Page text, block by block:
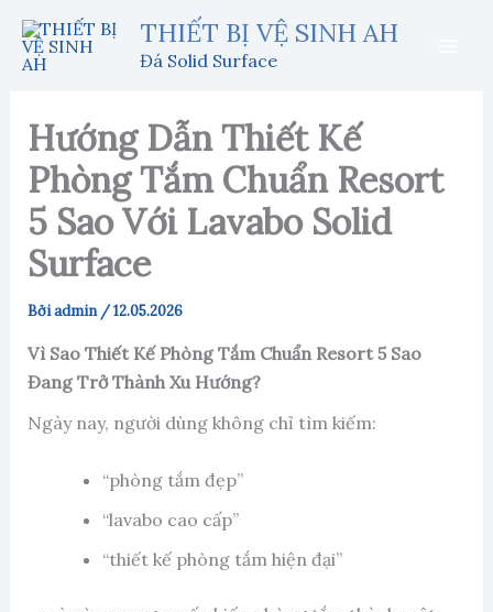
nội
THIẾT BỊ VỆ SINH AH
Đá Solid Surface
Hướng Dẫn Thiết Kế
Phòng Tắm Chuẩn Resort
5 Sao Với Lavabo Solid
Surface
Bởiadmin /12.05.2026
Vì Sao Thiết Kế Phòng Tắm Chuẩn Resort 5 Sao
Đang Trở Thành Xu Hướng?
Ngày nay, người dùng không chỉ tìm kiếm:
“phòng tắm đẹp”
“lavabo cao cấp”
“thiết kế phòng tắm hiện đại”